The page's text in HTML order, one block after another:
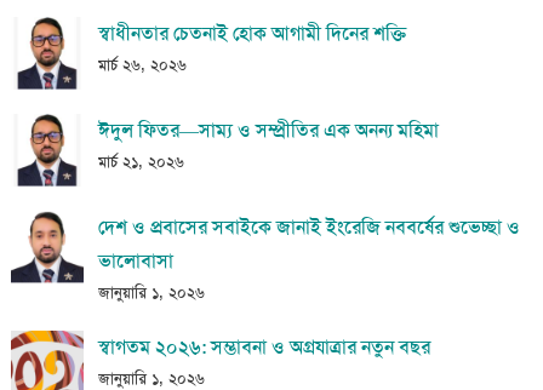
স্বাধীনতার চেতনাই হোক আগামী দিনের শক্তি
মার্চ ২৬, ২০২৬
ঈদুল ফিতর—সাম্য ও সম্প্রীতির এক অনন্য মহিমা
মার্চ ২১, ২০২৬
দেশ ও প্রবাসের সবাইকে জানাই ইংরেজি নববর্ষের শুভেচ্ছা ও
ভালোবাসা
জানুয়ারি ১, ২০২৬
স্বাগতম ২০২৬: সম্ভাবনা ও অগ্রযাত্রার নতুন বছর
জানুয়ারি ১, ২০২৬